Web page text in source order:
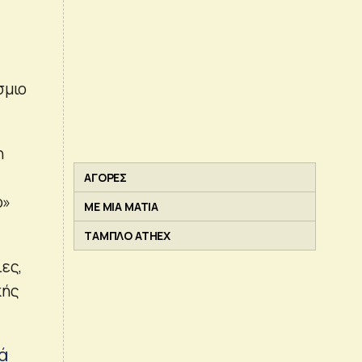
ΑΓΟΡΕΣ
ΜΕ ΜΙΑ ΜΑΤΙΑ
ΤΑΜΠΛΟ ATHEX